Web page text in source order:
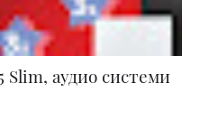
Slim, аудио системи